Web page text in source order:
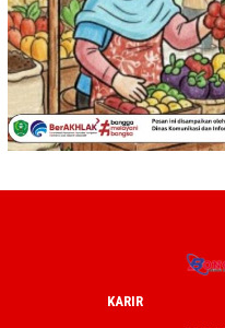
KARIR